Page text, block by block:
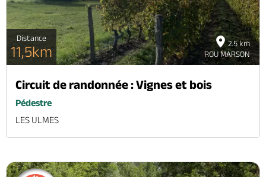
Brochures & Cartes Offices de tourisme Comment venir ? Ecrivez-nous
2.5 km
ROU MARSON
Distance
11,5km
Circuit de randonnée : Vignes et bois
Pédestre
LES ULMES